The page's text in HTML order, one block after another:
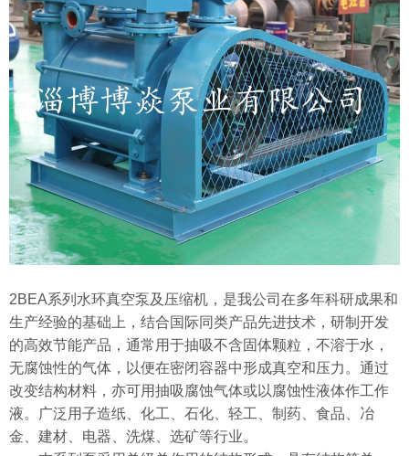
2BEA系列水环真空泵及压缩机，是我公司在多年科研成果和
生产经验的基础上，结合国际同类产品先进技术，研制开发
的高效节能产品，通常用于抽吸不含固体颗粒，不溶于水，
无腐蚀性的气体，以便在密闭容器中形成真空和压力。通过
改变结构材料，亦可用抽吸腐蚀气体或以腐蚀性液体作工作
液。广泛用子造纸、化工、石化、轻工、制药、食品、冶
金、建材、电器、洗煤、选矿等行业。